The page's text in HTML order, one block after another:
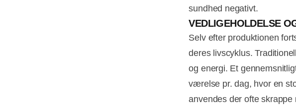
sundhed negativt.
VEDLIGEHOLDELSE
Selv efter produktionen
deres livscyklus.
og energi. Et
værelse pr. dag, hvor en
anvendes der ofte